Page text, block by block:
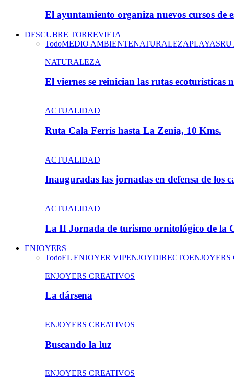
El ayuntamiento organiza nuevos cursos de
DESCUBRE TORREVIEJA
TodoMEDIO AMBIENTENATURALEZAPLAYAS
NATURALEZA
El viernes se reinician las rutas ecoturísticas
ACTUALIDAD
Ruta Cala Ferrís hasta La Zenia, 10 Kms.
ACTUALIDAD
Inauguradas las jornadas en defensa de los
ACTUALIDAD
La II Jornada de turismo ornitológico de la
ENJOYERS
TodoEL ENJOYER VIPENJOYDIRECTOENJOYERS
ENJOYERS CREATIVOS
La dársena
ENJOYERS CREATIVOS
Buscando la luz
ENJOYERS CREATIVOS